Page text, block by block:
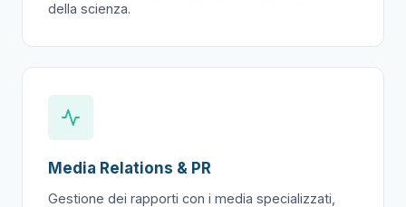
della scienza.
Media Relations & PR
Gestione dei rapporti con i media specializzati,